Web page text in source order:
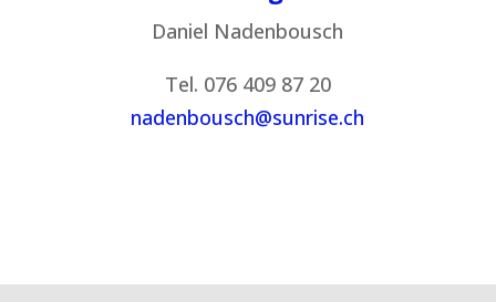
Daniel Nadenbousch
Tel. 076 409 87 20
nadenbousch@sunrise.ch